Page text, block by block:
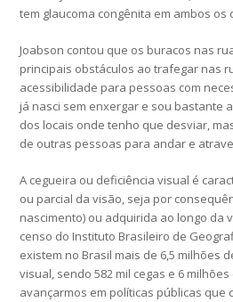
tem glaucoma congênita em ambos
Joabson contou que os buracos nas
principais obstáculos ao trafegar nas
acessibilidade para pessoas com
já nasci sem enxergar e sou bastante
dos locais onde tenho que desviar,
de outras pessoas para andar e
A cegueira ou deficiência visual é
ou parcial da visão, seja por
nascimento) ou adquirida ao longo da
censo do Instituto Brasileiro de
existem no Brasil mais de 6,5 milhões
visual, sendo 582 mil cegas e 6
avançarmos em políticas públicas que